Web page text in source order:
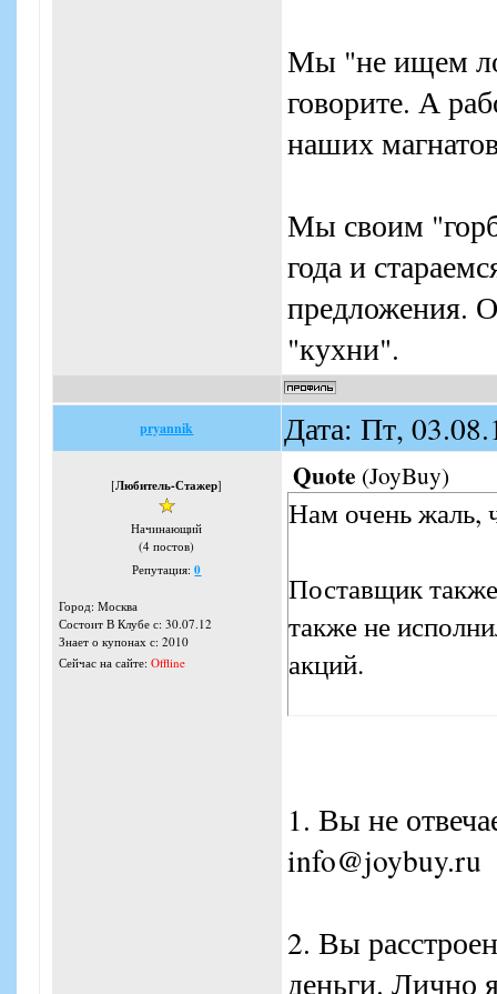
Мы "не ищем
говорите. А
наших
Мы своим
года и
предложения.
"кухни".
pryannik Дата: Пт,
[Любитель-Стажер]
Начинающий
(4 постов)
Репутация:0
Город: Москва
Состоит В Клубе с: 30.07.12
Знает о купонах с: 2010
Сейчас на сайте: Offline
Quote (JoyBuy)
Нам очень жаль,
Поставщик
также не
акций.
По возвратам:
банковскую
Меньше - на
Такие акции
1. Вы не
info@joybuy.ru
‎2. Вы
деньги. Лично